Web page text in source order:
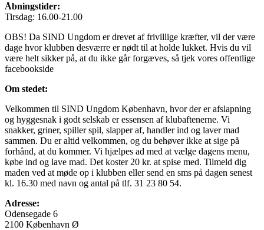
Åbningstider:
Tirsdag: 16.00-21.00
OBS! Da SIND Ungdom er drevet af frivillige kræfter, vil der være
dage hvor klubben desværre er nødt til at holde lukket. Hvis du vil
være helt sikker på, at du ikke går forgæves, så tjek vores offentlige
facebookside
Om stedet:
Velkommen til SIND Ungdom København, hvor der er afslapning
og hyggesnak i godt selskab er essensen af klubaftenerne. Vi
snakker, griner, spiller spil, slapper af, handler ind og laver mad
sammen. Du er altid velkommen, og du behøver ikke at sige på
forhånd, at du kommer. Vi hjælpes ad med at vælge dagens menu,
købe ind og lave mad. Det koster 20 kr. at spise med. Tilmeld dig
maden ved at møde op i klubben eller send en sms på dagen senest
kl. 16.30 med navn og antal på tlf. 31 23 80 54.
Adresse:
Odensegade 6
2100 København Ø